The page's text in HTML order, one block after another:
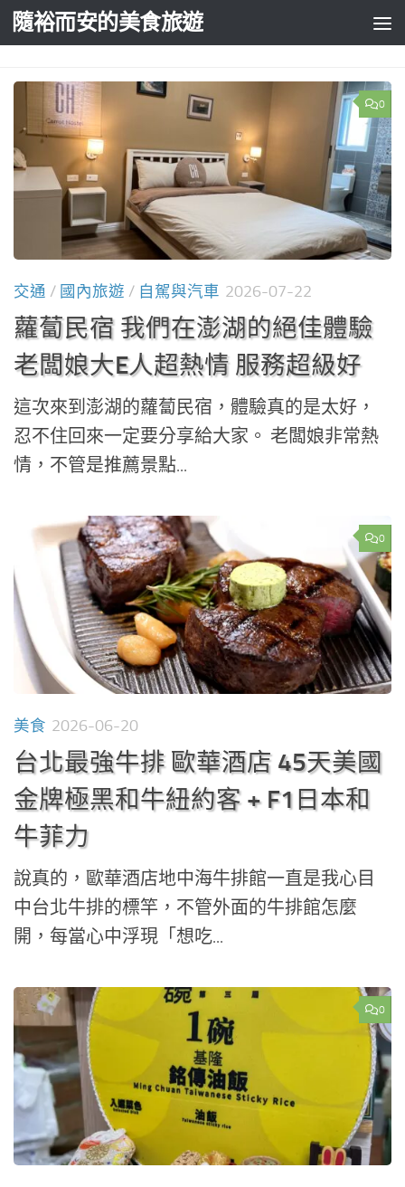
Skip to content
隨裕而安的美食旅遊
0
交通 / 國內旅遊 / 自駕與汽車 2026-07-22
蘿蔔民宿 我們在澎湖的絕佳體驗
老闆娘大E人超熱情 服務超級好
這次來到澎湖的蘿蔔民宿，體驗真的是太好，
忍不住回來一定要分享給大家。 老闆娘非常熱
情，不管是推薦景點...
0
美食 2026-06-20
台北最強牛排 歐華酒店 45天美國
金牌極黑和牛紐約客 + F1日本和
牛菲力
說真的，歐華酒店地中海牛排館一直是我心目
中台北牛排的標竿，不管外面的牛排館怎麼
開，每當心中浮現「想吃...
0